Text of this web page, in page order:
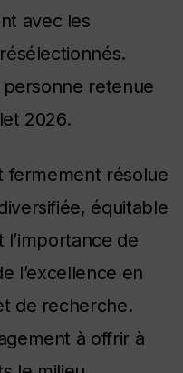
avec les
personne retenue
2026.​
fermement résolue
équitable
l’importance de
l’excellence en
de recherche.
à offrir à